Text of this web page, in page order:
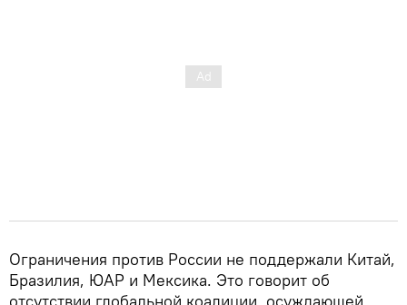
Ограничения против России не поддержали Китай,
Бразилия, ЮАР и Мексика. Это говорит об
отсутствии глобальной коалиции, осуждающей